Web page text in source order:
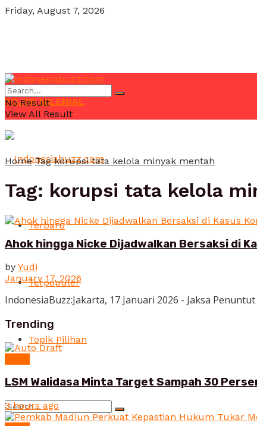
Friday, August 7, 2026
POJOK MILENIAL
Terbaru
Terpopuler
Topik Pilihan
No Result
View All Result
Home Tag korupsi tata kelola minyak mentah
Tag: korupsi tata kelola
Ahok hingga Nicke Dijadwalkan Bersaksi di
by Yudi
January 17, 2026
IndonesiaBuzz:Jakarta, 17 Januari 2026 - Jaksa
Trending
LSM Walidasa Minta Target Sampah 30
3 hours ago